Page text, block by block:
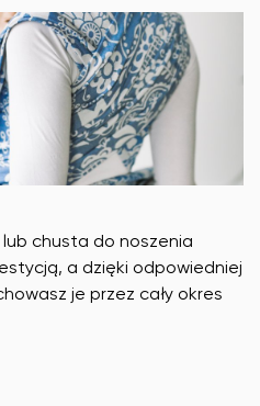
lub chusta do noszenia
a dzięki odpowiedniej
je przez cały okres